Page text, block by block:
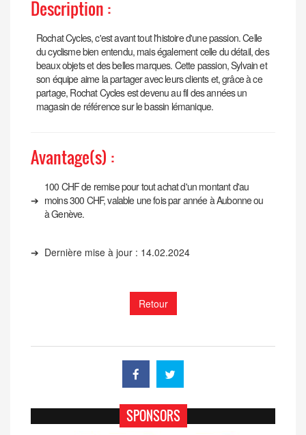
Description :
Rochat Cycles, c'est avant tout l'histoire d'une passion. Celle
du cyclisme bien entendu, mais également celle du détail, des
beaux objets et des belles marques. Cette passion, Sylvain et
son équipe aime la partager avec leurs clients et, grâce à ce
partage, Rochat Cycles est devenu au fil des années un
magasin de référence sur le bassin lémanique.
Avantage(s) :
➔
100 CHF de remise pour tout achat d'un montant d'au
moins 300 CHF, valable une fois par année à Aubonne ou
à Genève.
➔ Dernière mise à jour : 14.02.2024
Retour
SPONSORS